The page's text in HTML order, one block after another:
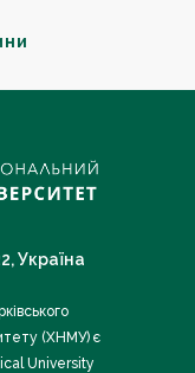
Україна
(ХНМУ) є
University